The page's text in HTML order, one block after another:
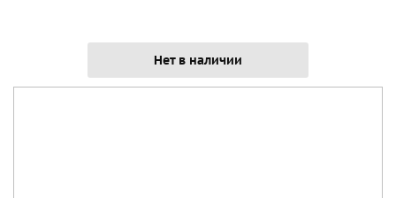
Нет в наличии